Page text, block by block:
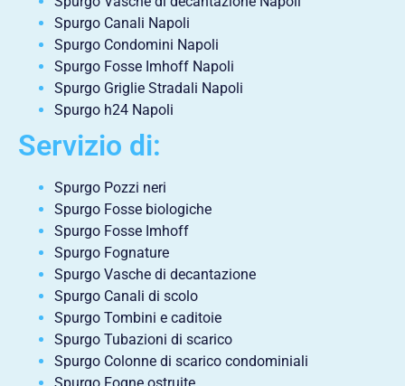
Spurgo Canali Napoli
Spurgo Condomini Napoli
Spurgo Fosse Imhoff Napoli
Spurgo Griglie Stradali Napoli
Spurgo h24 Napoli
Servizio di:
Spurgo Pozzi neri
Spurgo Fosse biologiche
Spurgo Fosse Imhoff
Spurgo Fognature
Spurgo Vasche di decantazione
Spurgo Canali di scolo
Spurgo Tombini e caditoie
Spurgo Tubazioni di scarico
Spurgo Colonne di scarico condominiali
Spurgo Fogne ostruite